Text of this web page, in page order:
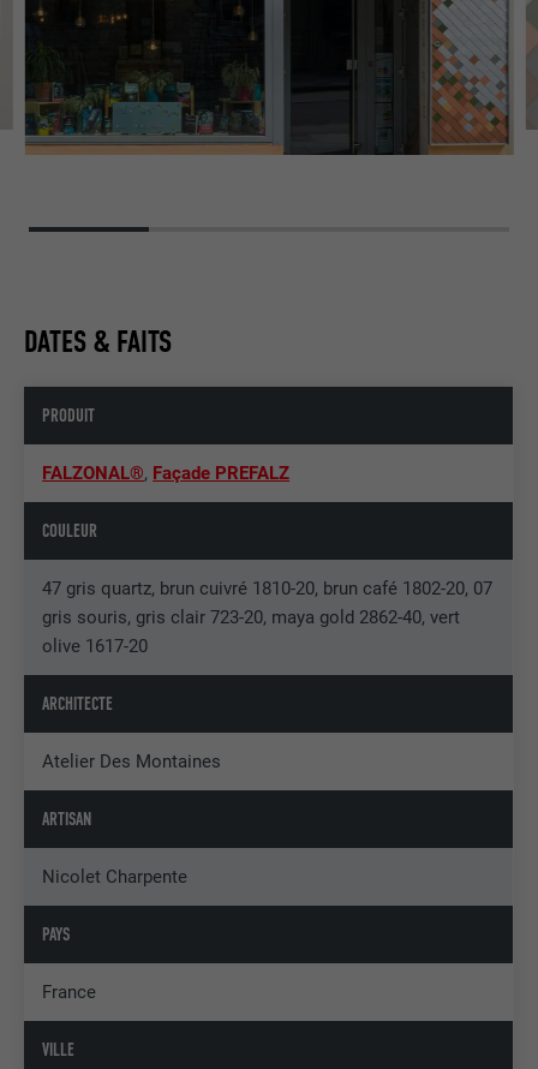
DATES & FAITS
PRODUIT
FALZONAL®, Façade PREFALZ
COULEUR
47 gris quartz, brun cuivré 1810-20, brun café 1802-20, 07
gris souris, gris clair 723-20, maya gold 2862-40, vert
olive 1617-20
ARCHITECTE
Atelier Des Montaines
ARTISAN
Nicolet Charpente
PAYS
France
VILLE